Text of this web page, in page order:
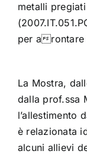
metalli
per arontare
La Mostra,
dalla prof.ssa
l’allestimento
è relazionata
alcuni allievi